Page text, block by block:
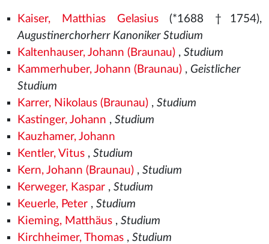
Kaiser, Matthias Gelasius(*1688 †1754),
Augustinerchorherr Kanoniker Studium
Kaltenhauser, Johann (Braunau), Studium
Kammerhuber, Johann (Braunau), Geistlicher
Studium
Karrer, Nikolaus (Braunau), Studium
Kastinger, Johann , Studium
Kauzhamer, Johann
Kentler, Vitus, Studium
Kern, Johann (Braunau), Studium
Kerweger, Kaspar, Studium
Keuerle, Peter, Studium
Kieming, Matthäus, Studium
Kirchheimer, Thomas, Studium